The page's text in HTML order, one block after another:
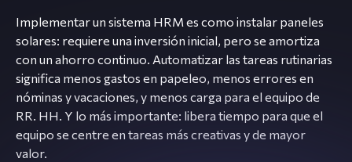
Implementar un sistema HRM es como instalar paneles
solares: requiere una inversión inicial, pero se amortiza
con un ahorro continuo. Automatizar las tareas rutinarias
significa menos gastos en papeleo, menos errores en
nóminas y vacaciones, y menos carga para el equipo de
RR. HH. Y lo más importante: libera tiempo para que el
equipo se centre en tareas más creativas y de mayor
valor.